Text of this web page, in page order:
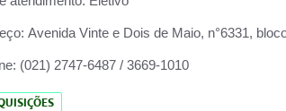
Avenida Vinte e Dois de Maio, n°6331,
(021) 2747-6487 / 3669-1010